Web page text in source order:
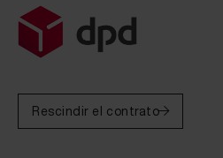
Fluid Leather CALIA ITALIA
Fluid Leather CALIA ITALIA
Fluid Leather CALIA ITALIA
Rescindir el contrato